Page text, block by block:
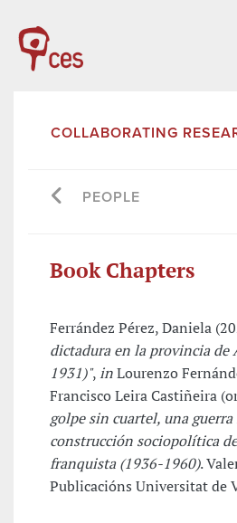
COLLABORATING
PEOPLE
Book Chapters
Ferrández Pérez, Daniela
dictadura en la provincia de
1931)",inLourenzo
Francisco Leira Castiñeira
golpe sin cuartel, una
construcción sociopolítica
franquista (1936-1960).
Publicacións Universitat de